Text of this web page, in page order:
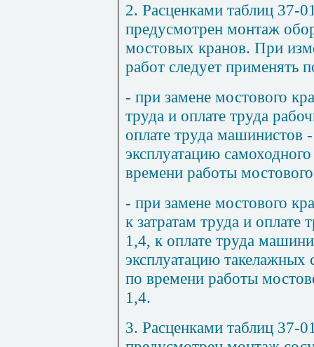
2. Расценками таблиц 37-
предусмотрен монтаж
мостовых кранов. При
работ следует применять
- при замене мостового
труда и оплате труда
оплате труда машинистов
эксплуатацию
времени работы
- при замене мостового
к затратам труда и
1,4, к оплате труда
эксплуатацию такелажных
по времени работы
1,4.
3. Расценками таблиц 37-